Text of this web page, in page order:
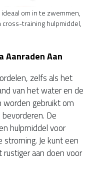
om in te zwemmen,
training hulpmiddel,
Aanraden Aan
zelfs als het
van het water en de
worden gebruikt om
De
hulpmiddel voor
stroming. Je kunt een
aan doen voor